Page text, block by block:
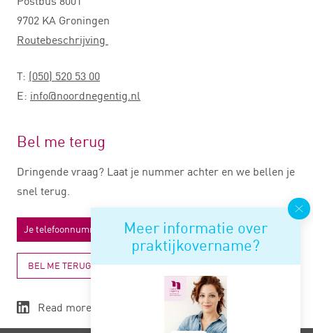
Meer informatie over
praktijkovername?
9702 KA Groningen
Routebeschrijving
T: (050) 520 53 00
E: info@noordnegentig.nl
Bel me terug
Dringende vraag? Laat je nummer achter en we bellen je
snel terug.
BEL ME TERUG
Read more